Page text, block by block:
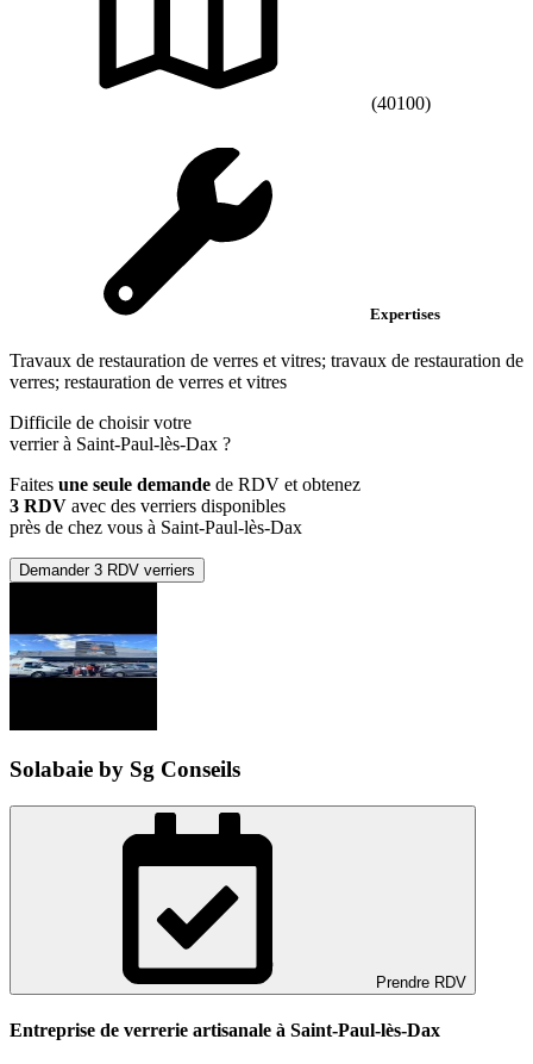
(40100)
Expertises
Travaux de restauration de verres et vitres; travaux de restauration de
verres; restauration de verres et vitres
Difficile de choisir votre
verrier à Saint-Paul-lès-Dax ?
Faites une seule demande de RDV et obtenez
3 RDV avec des verriers disponibles
près de chez vous à Saint-Paul-lès-Dax
Demander 3 RDV verriers
Solabaie by Sg Conseils
Prendre RDV
Entreprise de verrerie artisanale à Saint-Paul-lès-Dax